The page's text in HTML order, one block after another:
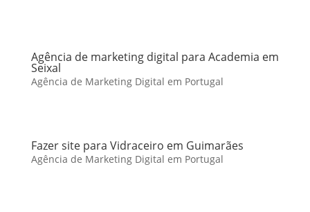
Agência de marketing digital para Academia em
Seixal
Agência de Marketing Digital em Portugal
Fazer site para Vidraceiro em Guimarães
Agência de Marketing Digital em Portugal